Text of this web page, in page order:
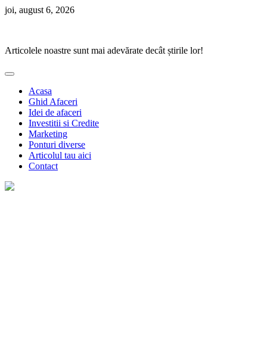
Skip
joi, august 6, 2026
Articolele noastre sunt mai adevărate decât știrile lor!
Acasa
Ghid Afaceri
Idei de afaceri
Investitii si Credite
Marketing
Ponturi diverse
Articolul tau aici
Contact